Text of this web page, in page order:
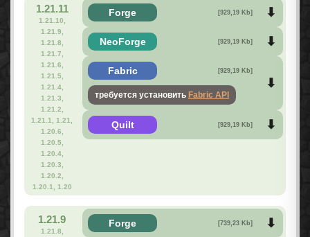
1.21.11
1.21.10,
1.21.9,
1.21.8,
1.21.7,
1.21.6,
1.21.5,
1.21.4,
1.21.3,
1.21.2,
1.21.1, 1.21,
1.20.6,
1.20.5,
1.20.4,
1.20.3,
1.20.2,
1.20.1, 1.20
Forge [929,19 Kb]
NeoForge [929,19 Kb]
Fabric [929,19 Kb]
требуется установить Fabric API
Quilt [929,19 Kb]
1.21.9
1.21.8,
Forge [739,23 Kb]